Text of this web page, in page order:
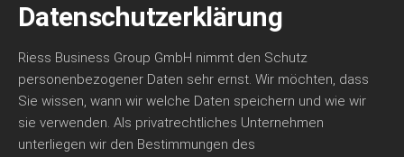
Datenschutzerklärung
Riess Business Group GmbH nimmt den Schutz
personenbezogener Daten sehr ernst. Wir möchten, dass
Sie wissen, wann wir welche Daten speichern und wie wir
sie verwenden. Als privatrechtliches Unternehmen
unterliegen wir den Bestimmungen des